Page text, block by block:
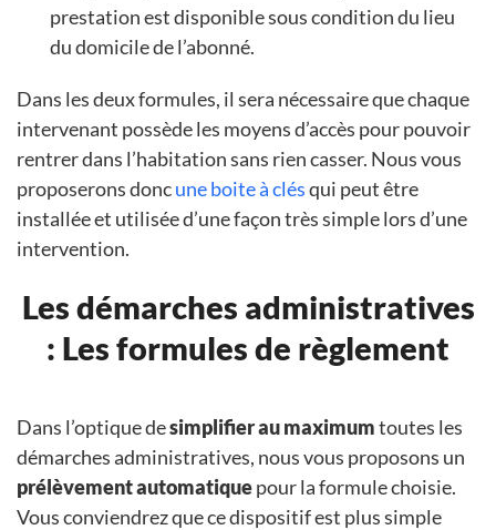
prestation est disponible sous condition du lieu
du domicile de l’abonné.
Dans les deux formules, il sera nécessaire que chaque
intervenant possède les moyens d’accès pour pouvoir
rentrer dans l’habitation sans rien casser. Nous vous
proposerons doncune boite à clésqui peut être
installée et utilisée d’une façon très simple lors d’une
intervention.
Les démarches administratives
: Les formules de règlement
Dans l’optique desimplifier au maximumtoutes les
démarches administratives, nous vous proposons un
prélèvement automatiquepour la formule choisie.
Vous conviendrez que ce dispositif est plus simple